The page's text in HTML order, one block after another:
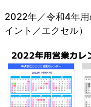
2022年／令和4年
イント／エクセル）